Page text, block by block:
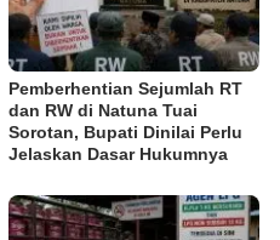
Pemberhentian Sejumlah RT
dan RW di Natuna Tuai
Sorotan, Bupati Dinilai Perlu
Jelaskan Dasar Hukumnya